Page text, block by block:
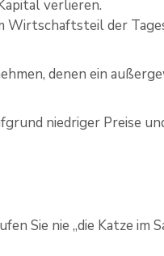
verlieren.
Wirtschaftsteil der
denen ein
niedriger Preise
Sie nie „die Katze im